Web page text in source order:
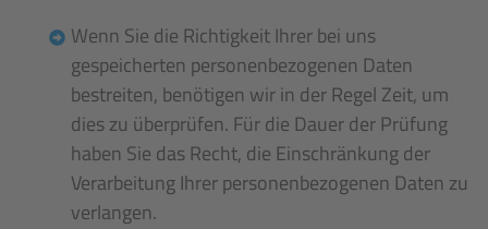
Wenn Sie die Richtigkeit Ihrer bei uns
gespeicherten personenbezogenen Daten
bestreiten, benötigen wir in der Regel Zeit, um
dies zu überprüfen. Für die Dauer der Prüfung
haben Sie das Recht, die Einschränkung der
Verarbeitung Ihrer personenbezogenen Daten zu
verlangen.